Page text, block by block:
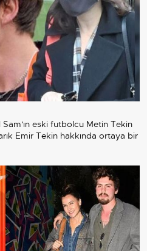
Sam'ın eski futbolcu Metin Tekin
Emir Tekin hakkında ortaya bir